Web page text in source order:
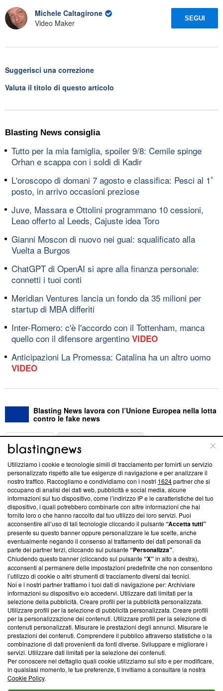
Michele Caltagirone
Video Maker
SEGUI
Suggerisci una correzione
Valuta il titolo di questo articolo
Blasting News consiglia
Tutto per la mia famiglia, spoiler 9/8: Cemile spinge
Orhan e scappa con i soldi di Kadir
L'oroscopo di domani 7 agosto e classifica: Pesci al 1ﾟ
posto, in arrivo occasioni preziose
Juve, Massara e Ottolini programmano 10 cessioni,
Leao offerto al Leeds, Cajuste idea Toro
Gianni Moscon di nuovo nei guai: squalificato alla
Vuelta a Burgos
ChatGPT di OpenAI si apre alla finanza personale:
connetti i tuoi conti
Meridian Ventures lancia un fondo da 35 milioni per
startup di MBA differiti
Inter-Romero: c'è l'accordo con il Tottenham, manca
quello con il difensore argentino VIDEO
Anticipazioni La Promessa: Catalina ha un altro uomo
VIDEO
Blasting News lavora con l’Unione Europea nella lotta
contro le fake news
ABOUT
Questa sezione offre informazioni trasparenti su Blasting
News, sui nostri processi editoriali e su come ci impegniamo a
creare news di qualità. Inoltre, afferma la nostra aderenza a
‘Trust Project - News with Integrity’Blasting News non è
ancora membro del programma, ma ha richiesto di farne
parte; Trust Project non ha ancora effettuato una verifica di
conformità agli standard.
Su di noi
Team editoriale
Corporate
Redazione
Informativa Privacy
Cookie Policy
Blasting SA, IDI CHE-247.845.224, Via Carlo Frasca, 3 - 6900
Lugano (Svizzera) Tel:+39 0690258937
© 2026 Blasting News
Utilizziamo i cookie e tecnologie simili di tracciamento per fornirti un servizio
personalizzato rispetto alle tue esigenze di navigazione e per analizzare il
nostro traffico. Raccogliamo e condividiamo con i nostri 1624partner che si
occupano di analisi dei dati web, pubblicità e social media, alcune
informazioni sul tuo dispositivo, come l’indirizzo IP e le caratteristiche del tuo
dispositivo, i quali potrebbero combinarle con altre informazioni che hai
fornito loro o che hanno raccolto dal tuo utilizzo dei loro servizi. Puoi
acconsentire all’uso di tali tecnologie cliccando il pulsante“Accetta tutti”
presente su questo banner oppure personalizzare le tue scelte, anche
eventualmente negando il consenso al trattamento dei dati personali da
parte dei partner terzi, cliccando sul pulsante“Personalizza”.
Chiudendo questo banner (cliccando sul pulsante“X”in alto a destra),
acconsenti al permanere delle impostazioni predefinite che non consentono
l’utilizzo di cookie o altri strumenti di tracciamento diversi dai tecnici.
Noi e i nostri partner trattiamo i tuoi dati di navigazione per: Archiviare
informazioni su dispositivo e/o accedervi. Utilizzare dati limitati per la
selezione della pubblicità. Creare profili per la pubblicità personalizzata.
Utilizzare profili per la selezione di pubblicità personalizzata. Creare profili
per la personalizzazione dei contenuti. Utilizzare profili per la selezione di
contenuti personalizzati. Misurare le prestazioni degli annunci. Misurare le
prestazioni dei contenuti. Comprendere il pubblico attraverso statistiche o la
combinazione di dati provenienti da fonti diverse. Sviluppare e migliorare i
servizi. Utilizzare dati limitati per la selezione dei contenuti.
Per conoscere nel dettaglio quali cookie utilizziamo sul sito e per modificare,
in qualsiasi momento, le tue preferenze, ti invitiamo a consultare la nostra
Cookie Policy.